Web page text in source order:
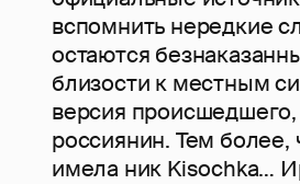
вспомнить нередкие
остаются
близости к местным
версия
россиянин. Тем более,
имела ник Kisochka…